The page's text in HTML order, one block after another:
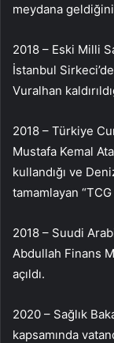
meydana geldiğini
2018 – Eski Milli
İstanbul
Vuralhan
2018 – Türkiye
Mustafa Kemal
kullandığı ve
tamamlayan
2018 – Suudi
Abdullah Finans
açıldı.
2020 – Sağlık
kapsamında